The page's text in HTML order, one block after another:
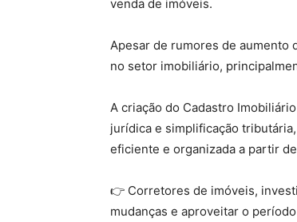
venda de imóveis.
Apesar de rumores de aumento
no setor imobiliário,
A criação do Cadastro
jurídica e simplificação
eficiente e organizada a partir
👉 Corretores de imóveis,
mudanças e aproveitar o